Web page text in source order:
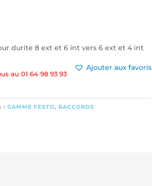
durite 8 ext et 6 int vers 6 ext et 4 int
au 01 64 98 93 93
Ajouter aux favoris
:GAMME FESTO, RACCORDS